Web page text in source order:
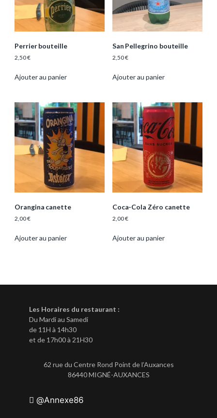
Perrier bouteille
2,50€
Ajouter au panier
San Pellegrino bouteille
2,50€
Ajouter au panier
Orangina canette
2,00€
Ajouter au panier
Coca-Cola Zéro canette
2,00€
Ajouter au panier
Les Horaires du restaurant :
Du Mardi au Samedi
de 11H à 14h30
et de 17h00 à 21H30
62 rue du Centre Rond Point de l’Auxances
86440 MIGNÉ-AUXANCES
@Annexe86